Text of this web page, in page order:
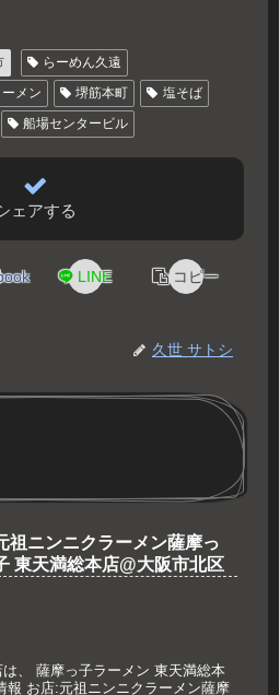
らーめん久遠
ーメン 堺筋本町
塩そば
船場センタービル
ェアする
LINE コピー
久世 サトシ
祖ニンニクラーメン薩摩っ
東天満総本店@大阪市北区
、 薩摩っ子ラーメン 東天満総本
報 お店:元祖ニンニクラーメン薩摩